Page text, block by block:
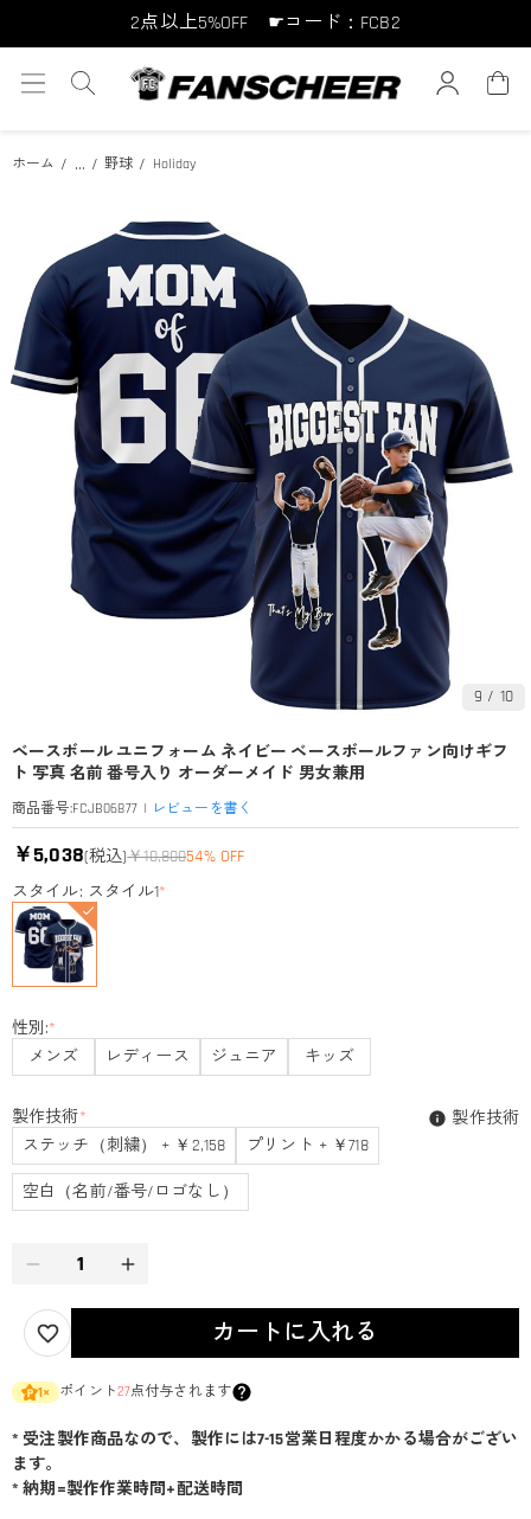
2点以上5%OFF ☛コード：FCB2
10点以上10%OFF ☛コード：FCB10
ホーム ... 野球 Holiday
9 / 10
ベースボール ユニフォーム ネイビー ベースボールファン向けギフ
ト 写真 名前 番号入り オーダーメイド 男女兼用
商品番号:FCJB06877 | レビューを書く
￥5,038(税込)￥10,80054% OFF
スタイル: スタイル1*
性別:*
メンズ
レディース ジュニア キッズ
製作技術*
ステッチ（刺繍） + ￥2,158
プリント + ￥718
空白（名前/番号/ロゴなし）
製作技術
カートに入れる
1× ポイント27点付与されます
* 受注製作商品なので、製作には7-15営業日程度かかる場合がござい
ます。
* 納期=製作作業時間+配送時間